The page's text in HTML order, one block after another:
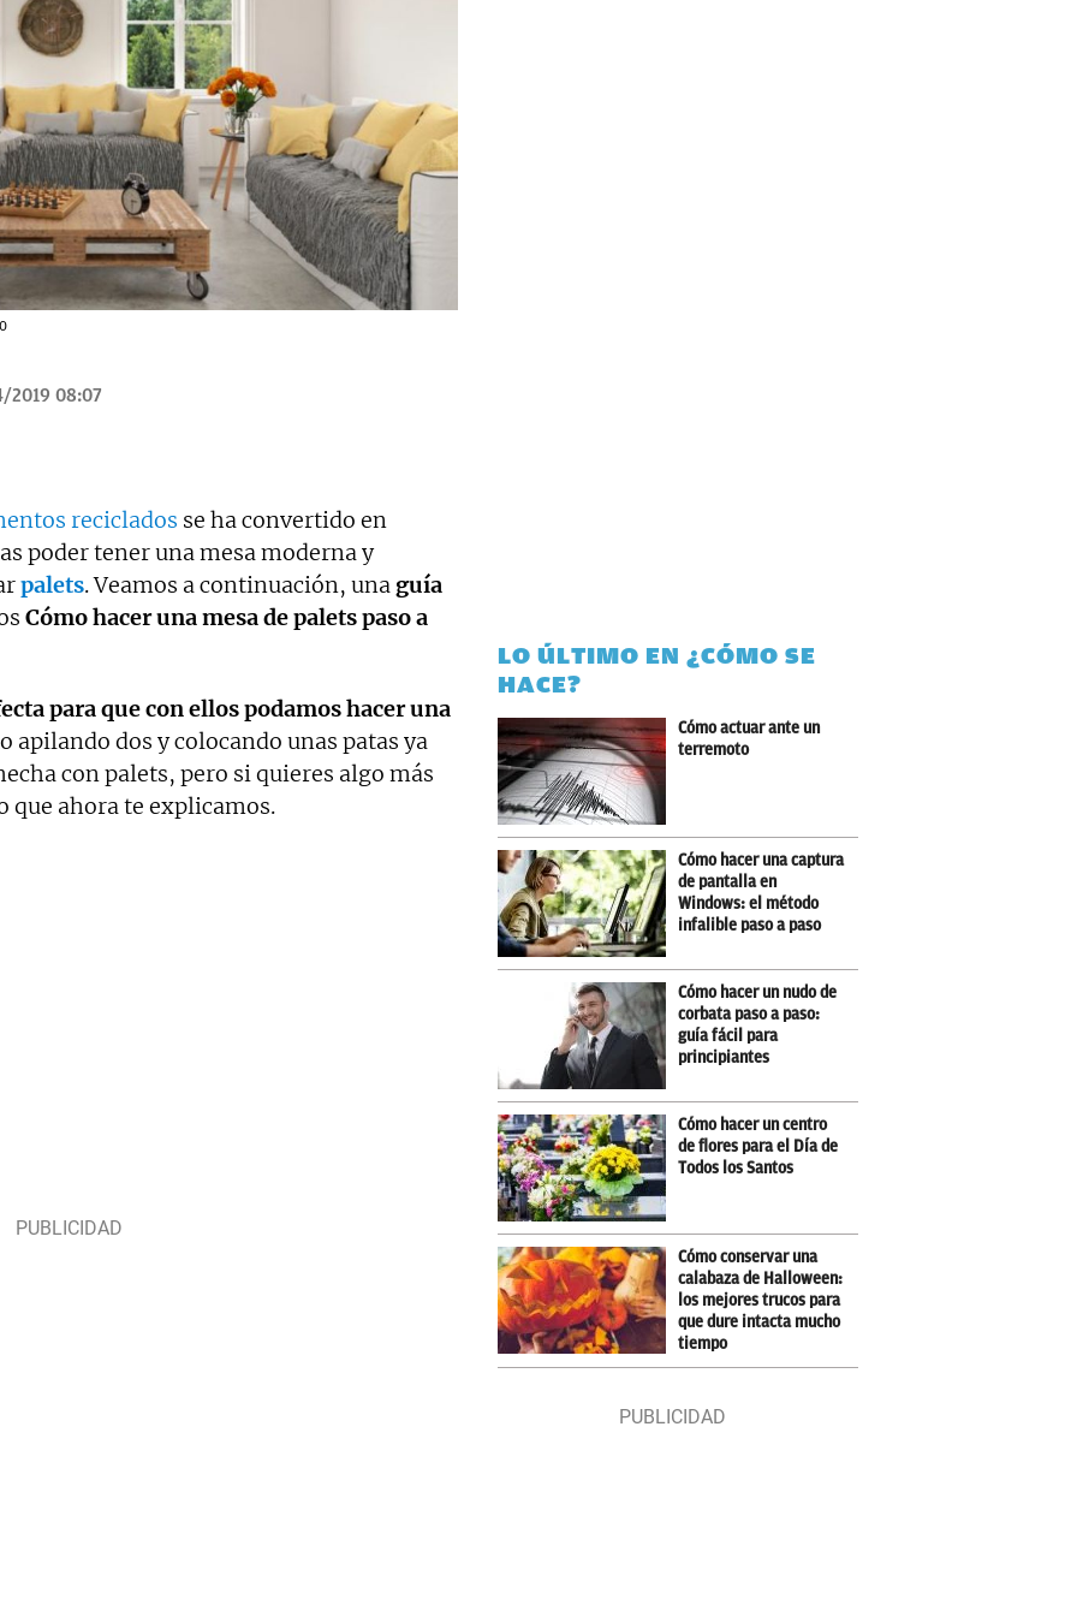
2019 08:07
reciclados se ha convertido en
poder tener una mesa moderna y
palets. Veamos a continuación, una guía
Cómo hacer una mesa de palets paso a
para que con ellos podamos hacer una
apilando dos y colocando unas patas ya
con palets, pero si quieres algo más
que ahora te explicamos.
LO ÚLTIMO EN ¿CÓMO SE
HACE?
Cómo actuar ante un
terremoto
Cómo hacer una captura
de pantalla en
Windows: el método
infalible paso a paso
Cómo hacer un nudo de
corbata paso a paso:
guía fácil para
principiantes
Cómo hacer un centro
de flores para el Día de
Todos los Santos
Cómo conservar una
calabaza de Halloween:
los mejores trucos para
que dure intacta mucho
tiempo